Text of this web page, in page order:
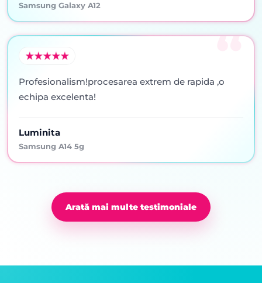
Samsung Galaxy A12
Profesionalism!procesarea extrem de rapida ,o
echipa excelenta!
Luminita
Samsung A14 5g
Arată mai multe testimoniale